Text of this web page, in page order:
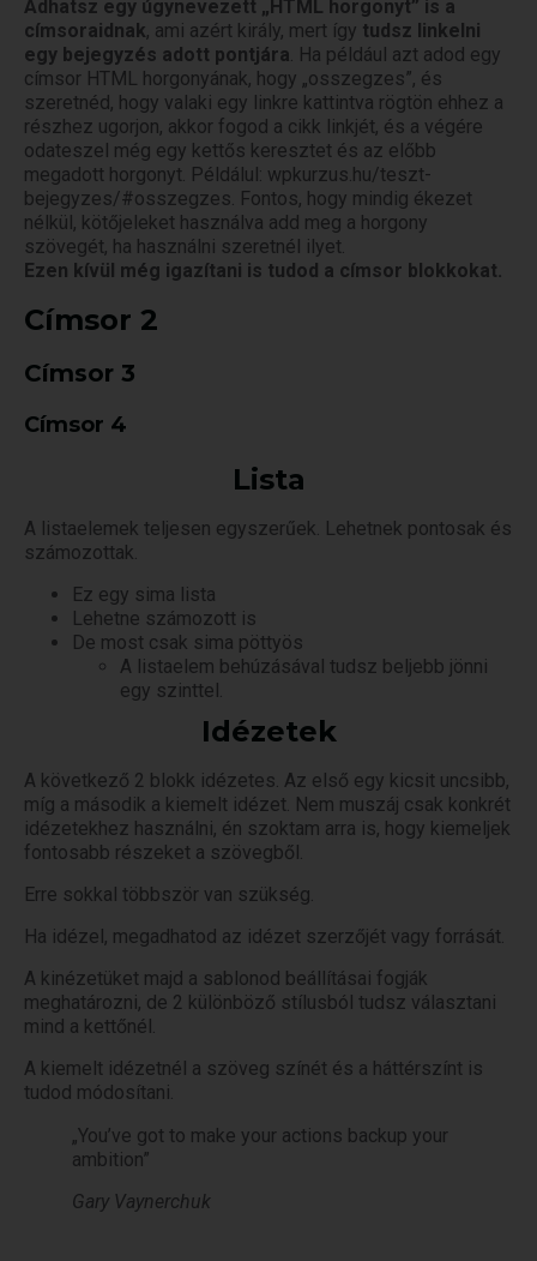
Adhatsz egy úgynevezett „HTML horgonyt” is a
címsoraidnak, ami azért király, mert így tudsz linkelni
egy bejegyzés adott pontjára . Ha például azt adod egy
címsor HTML horgonyának, hogy „osszegzes”, és
szeretnéd, hogy valaki egy linkre kattintva rögtön ehhez a
részhez ugorjon, akkor fogod a cikk linkjét, és a végére
odateszel még egy kettős keresztet és az előbb
megadott horgonyt. Példálul: wpkurzus.hu/teszt-
bejegyzes/#osszegzes. Fontos, hogy mindig ékezet
nélkül, kötőjeleket használva add meg a horgony
szövegét, ha használni szeretnél ilyet.
Ezen kívül még igazítani is tudod a címsor blokkokat.
Címsor 2
Címsor 3
Címsor 4
Lista
A listaelemek teljesen egyszerűek. Lehetnek pontosak és
számozottak.
Ez egy sima lista
Lehetne számozott is
De most csak sima pöttyös
A listaelem behúzásával tudsz beljebb jönni
egy szinttel.
Idézetek
A következő 2 blokk idézetes. Az első egy kicsit uncsibb,
míg a második a kiemelt idézet. Nem muszáj csak konkrét
idézetekhez használni, én szoktam arra is, hogy kiemeljek
fontosabb részeket a szövegből.
Erre sokkal többször van szükség.
Ha idézel, megadhatod az idézet szerzőjét vagy forrását.
A kinézetüket majd a sablonod beállításai fogják
meghatározni, de 2 különböző stílusból tudsz választani
mind a kettőnél.
A kiemelt idézetnél a szöveg színét és a háttérszínt is
tudod módosítani.
„You’ve got to make your actions backup your
ambition”
Gary Vaynerchuk